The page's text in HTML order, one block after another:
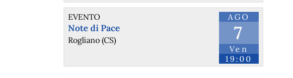
AGO
7
Ven
19:00
EVENTO
Note di Pace
Rogliano (CS)